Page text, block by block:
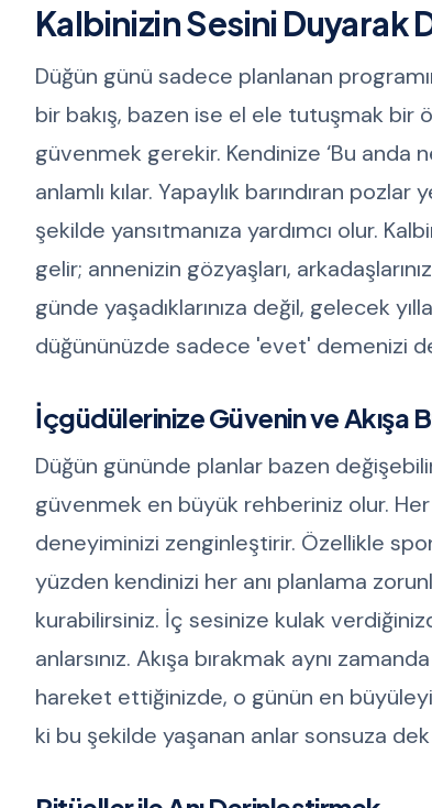
Kalbinizin Sesini Duyarak
Düğün günü sadece planlanan
bir bakış, bazen ise el ele tutuşmak bir
güvenmek gerekir. Kendinize ‘Bu anda
anlamlı kılar. Yapaylık barındıran
şekilde yansıtmanıza yardımcı olur.
gelir; annenizin gözyaşları,
günde yaşadıklarınıza değil, gelecek
düğününüzde sadece 'evet' demenizi
İçgüdülerinize Güvenin ve Akışa
Düğün gününde planlar bazen
güvenmek en büyük rehberiniz olur.
deneyiminizi zenginleştirir. Özellikle
yüzden kendinizi her anı planlama
kurabilirsiniz. İç sesinize kulak
anlarsınız. Akışa bırakmak aynı
hareket ettiğinizde, o günün en
ki bu şekilde yaşanan anlar sonsuza dek